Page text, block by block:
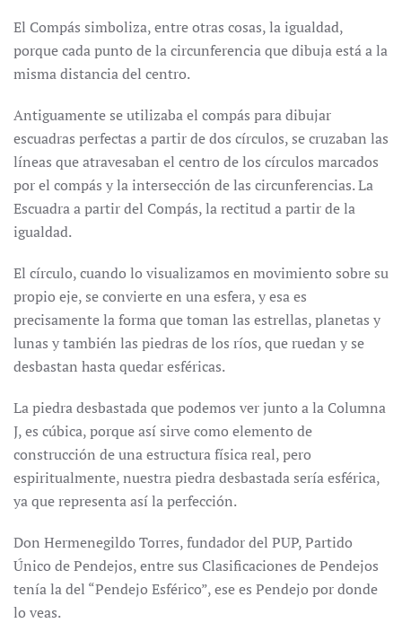
El Compás simboliza, entre otras cosas, la igualdad,
porque cada punto de la circunferencia que dibuja está a la
misma distancia del centro.
Antiguamente se utilizaba el compás para dibujar
escuadras perfectas a partir de dos círculos, se cruzaban las
líneas que atravesaban el centro de los círculos marcados
por el compás y la intersección de las circunferencias. La
Escuadra a partir del Compás, la rectitud a partir de la
igualdad.
El círculo, cuando lo visualizamos en movimiento sobre su
propio eje, se convierte en una esfera, y esa es
precisamente la forma que toman las estrellas, planetas y
lunas y también las piedras de los ríos, que ruedan y se
desbastan hasta quedar esféricas.
La piedra desbastada que podemos ver junto a la Columna
J, es cúbica, porque así sirve como elemento de
construcción de una estructura física real, pero
espiritualmente, nuestra piedra desbastada sería esférica,
ya que representa así la perfección.
Don Hermenegildo Torres, fundador del PUP, Partido
Único de Pendejos, entre sus Clasificaciones de Pendejos
tenía la del “Pendejo Esférico”, ese es Pendejo por donde
lo veas.